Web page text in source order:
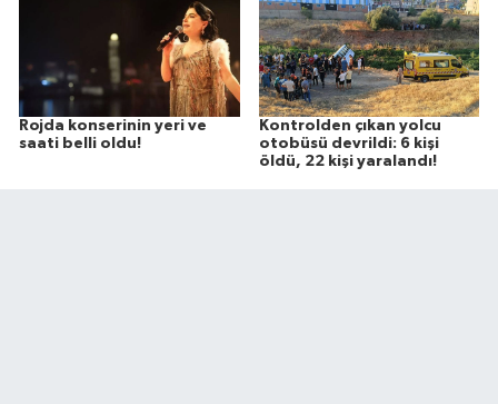
Rojda konserinin yeri ve
saati belli oldu!
Kontrolden çıkan yolcu
otobüsü devrildi: 6 kişi
öldü, 22 kişi yaralandı!